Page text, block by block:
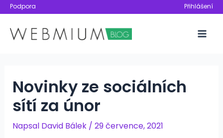
Přeskočit
obsah
Podpora Přihlášení
Novinky ze sociálních
sítí za únor
Napsal David Bálek / 29 července, 2021